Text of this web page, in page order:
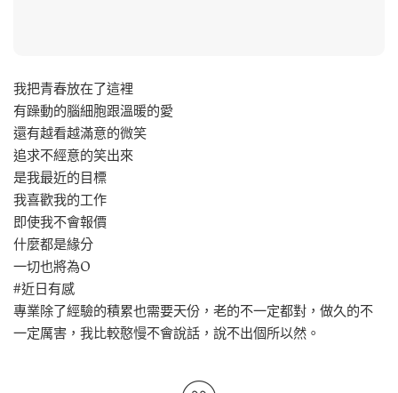
我把青春放在了這裡
有躁動的腦細胞跟溫暖的愛
還有越看越滿意的微笑
追求不經意的笑出來
是我最近的目標
我喜歡我的工作
即使我不會報價
什麼都是緣分
一切也將為O
#近日有感
專業除了經驗的積累也需要天份，老的不一定都對，做久的不
一定厲害，我比較憨慢不會說話，說不出個所以然。